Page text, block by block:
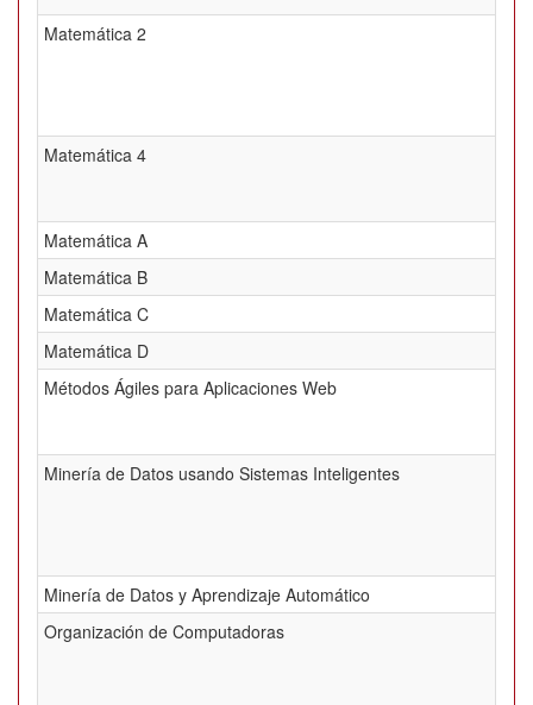
Matemática 2
Matemática 4
Matemática A
Matemática B
Matemática C
Matemática D
Métodos Ágiles para Aplicaciones Web
Minería de Datos usando Sistemas Inteligentes
Minería de Datos y Aprendizaje Automático
Organización de Computadoras